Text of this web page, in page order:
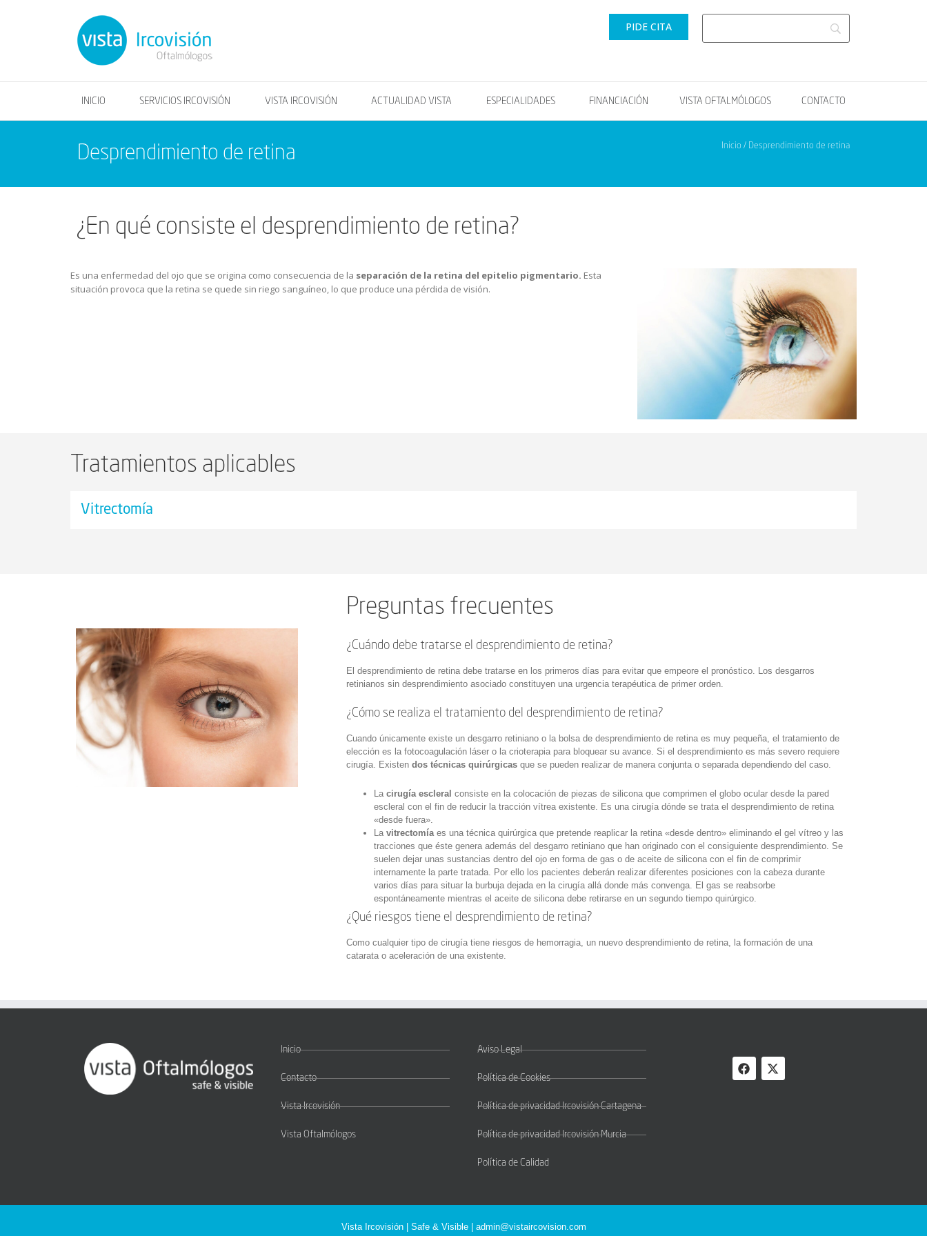
PIDE CITA
INICIO SERVICIOS IRCOVISIÓN VISTA IRCOVISIÓN ACTUALIDAD VISTA ESPECIALIDADES FINANCIACIÓN VISTA OFTALMÓLOGOS CONTACTO
Desprendimiento de retina Inicio / Desprendimiento de retina
¿En qué consiste el desprendimiento de retina?
Es una enfermedad del ojo que se origina como consecuencia de la separación de la retina del epitelio pigmentario. Esta
situación provoca que la retina se quede sin riego sanguíneo, lo que produce una pérdida de visión.
Tratamientos aplicables
Vitrectomía
Preguntas frecuentes
¿Cuándo debe tratarse el desprendimiento de retina?
El desprendimiento de retina debe tratarse en los primeros días para evitar que empeore el pronóstico. Los desgarros
retinianos sin desprendimiento asociado constituyen una urgencia terapéutica de primer orden.
¿Cómo se realiza el tratamiento del desprendimiento de retina?
Cuando únicamente existe un desgarro retiniano o la bolsa de desprendimiento de retina es muy pequeña, el tratamiento de
elección es la fotocoagulación láser o la crioterapia para bloquear su avance. Si el desprendimiento es más severo requiere
cirugía. Existendos técnicas quirúrgicas que se pueden realizar de manera conjunta o separada dependiendo del caso.
Lacirugía escleral consiste en la colocación de piezas de silicona que comprimen el globo ocular desde la pared
escleral con el fin de reducir la tracción vítrea existente. Es una cirugía dónde se trata el desprendimiento de retina
«desde fuera».
Lavitrectomíaes una técnica quirúrgica que pretende reaplicar la retina «desde dentro» eliminando el gel vítreo y las
tracciones que éste genera además del desgarro retiniano que han originado con el consiguiente desprendimiento. Se
suelen dejar unas sustancias dentro del ojo en forma de gas o de aceite de silicona con el fin de comprimir
internamente la parte tratada. Por ello los pacientes deberán realizar diferentes posiciones con la cabeza durante
varios días para situar la burbuja dejada en la cirugía allá donde más convenga. El gas se reabsorbe
espontáneamente mientras el aceite de silicona debe retirarse en un segundo tiempo quirúrgico.
¿Qué riesgos tiene el desprendimiento de retina?
Como cualquier tipo de cirugía tiene riesgos de hemorragia, un nuevo desprendimiento de retina, la formación de una
catarata o aceleración de una existente.
Inicio
Contacto
Vista Ircovisión
Vista Oftalmólogos
Aviso Legal
Política de Cookies
Política de privacidad Ircovisión Cartagena
Política de privacidad Ircovisión Murcia
Política de Calidad
Vista Ircovisión | Safe & Visible | admin@vistaircovision.com